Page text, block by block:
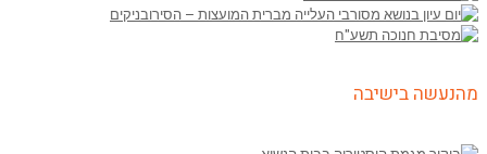
מהנעשה בישיבה